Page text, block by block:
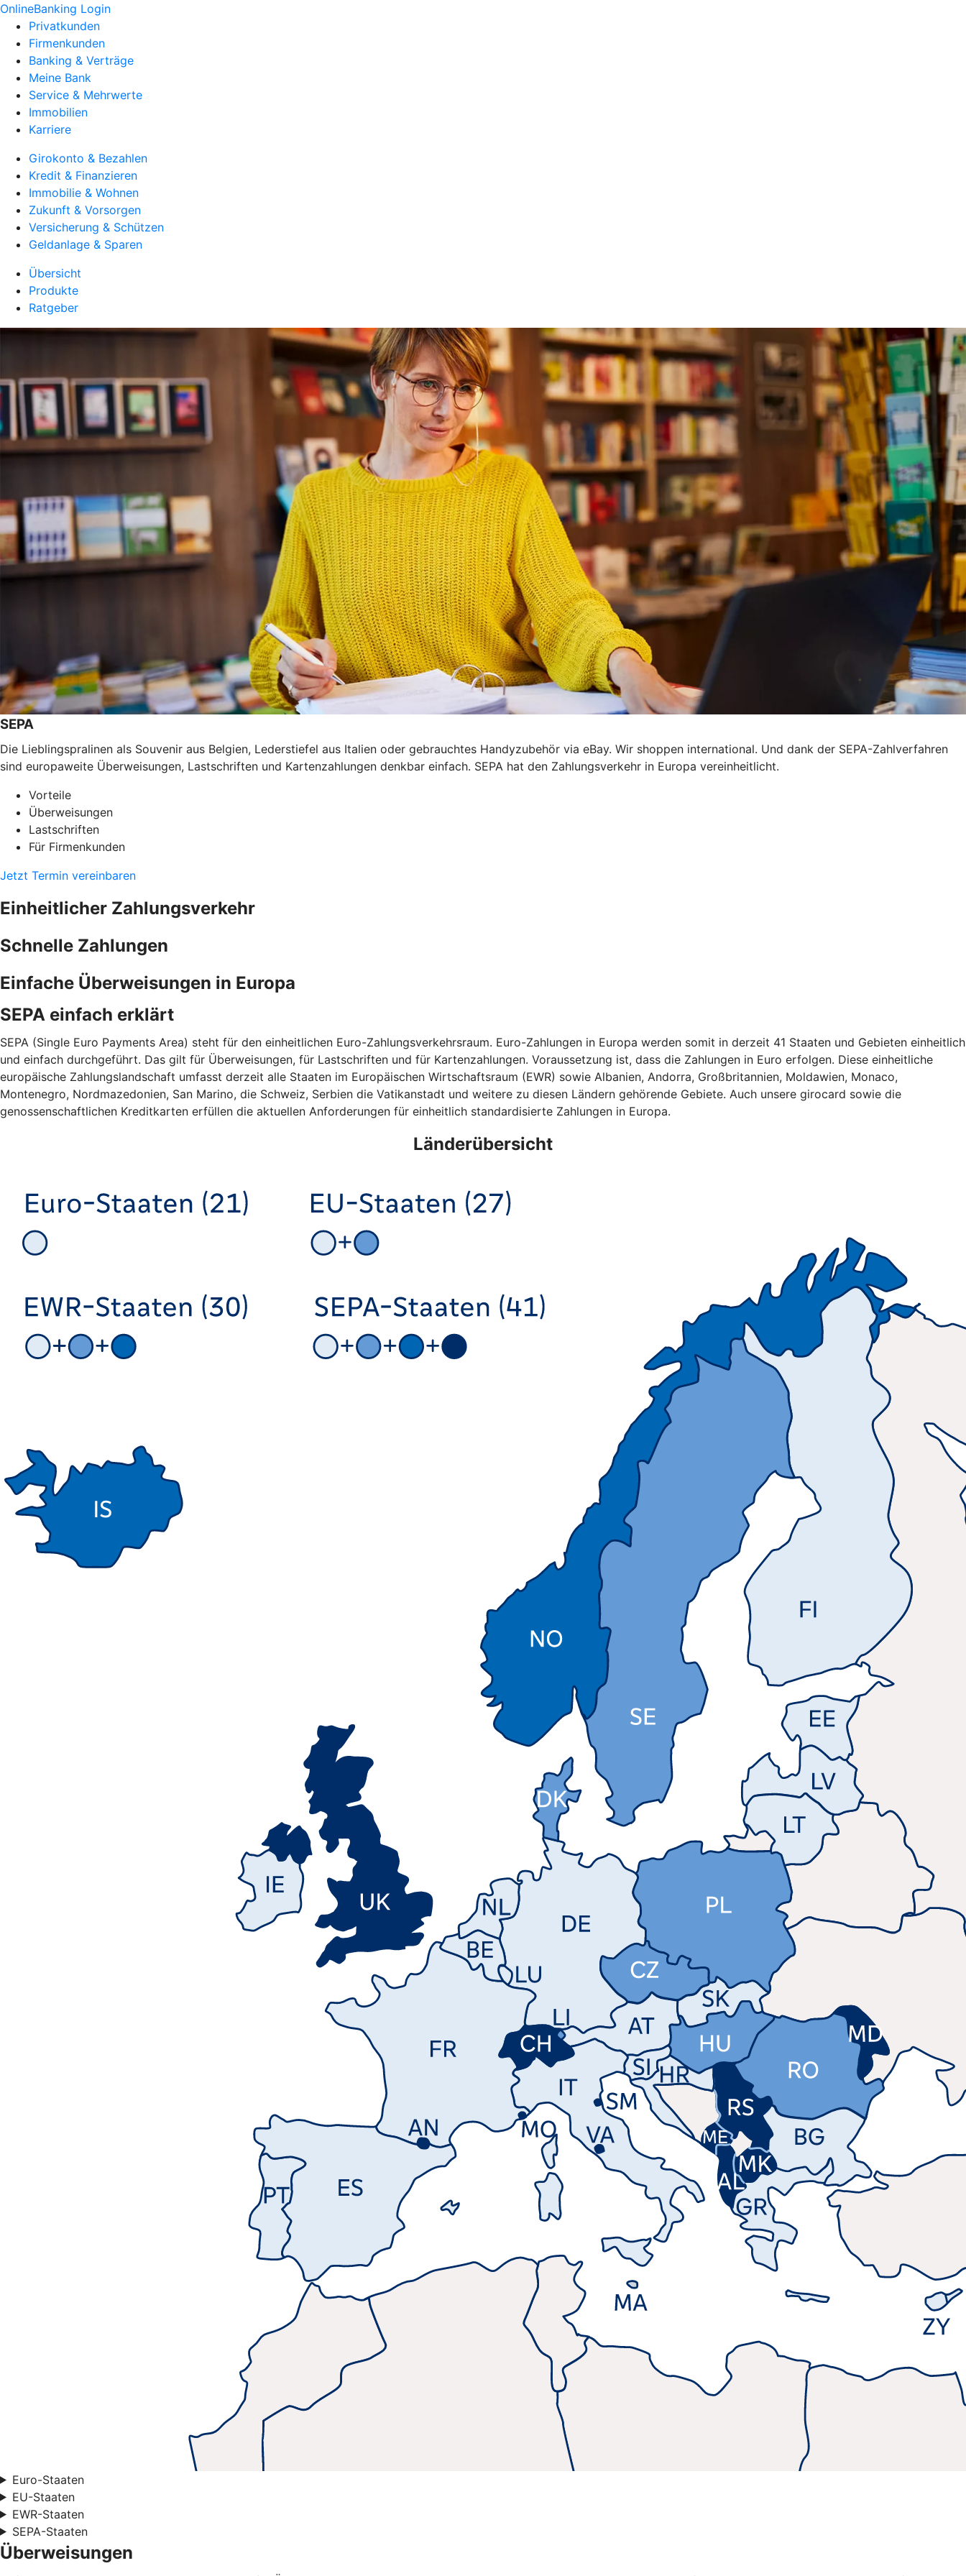
OnlineBanking Login
Privatkunden
Firmenkunden
Banking & Verträge
Meine Bank
Service & Mehrwerte
Immobilien
Karriere
Girokonto & Bezahlen
Kredit & Finanzieren
Immobilie & Wohnen
Zukunft & Vorsorgen
Versicherung & Schützen
Geldanlage & Sparen
Übersicht
Produkte
Ratgeber
SEPA
Die Lieblingspralinen als Souvenir aus Belgien, Lederstiefel aus Italien oder gebrauchtes Handyzubehör via eBay. Wir shoppen international. Und dank der SEPA-Zahlverfahren
sind europaweite Überweisungen, Lastschriften und Kartenzahlungen denkbar einfach. SEPA hat den Zahlungsverkehr in Europa vereinheitlicht.
Vorteile
Überweisungen
Lastschriften
Für Firmenkunden
Jetzt Termin vereinbaren
Einheitlicher Zahlungsverkehr
Schnelle Zahlungen
Einfache Überweisungen in Europa
SEPA einfach erklärt
SEPA (Single Euro Payments Area) steht für den einheitlichen Euro-Zahlungsverkehrsraum. Euro-Zahlungen in Europa werden somit in derzeit 41 Staaten und Gebieten einheitlich
und einfach durchgeführt. Das gilt für Überweisungen, für Lastschriften und für Kartenzahlungen. Voraussetzung ist, dass die Zahlungen in Euro erfolgen. Diese einheitliche
europäische Zahlungslandschaft umfasst derzeit alle Staaten im Europäischen Wirtschaftsraum (EWR) sowie Albanien, Andorra, Großbritannien, Moldawien, Monaco,
Montenegro, Nordmazedonien, San Marino, die Schweiz, Serbien die Vatikanstadt und weitere zu diesen Ländern gehörende Gebiete. Auch unsere girocard sowie die
genossenschaftlichen Kreditkarten erfüllen die aktuellen Anforderungen für einheitlich standardisierte Zahlungen in Europa.
Länderübersicht
Euro-Staaten
EU-Staaten
EWR-Staaten
SEPA-Staaten
Überweisungen